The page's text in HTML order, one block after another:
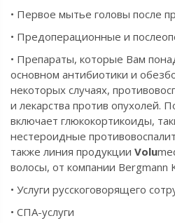
• Первое мытье головы после
• Предоперационные и
• Препараты, которые Вам
основном антибиотики и
некоторых случаях,
и лекарства против опухолей.
включает глюкокортикоиды,
нестероидные
также линия продукции Volu
волосы, от компании Bergmann
• Услуги русскоговорящего
• СПА-услуги